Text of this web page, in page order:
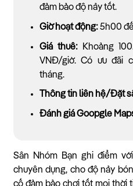
đảm bảo độ nảy tốt.
Giờ hoạt động:5h00
Giá thuê:Khoảng
VNĐ/giờ. Có ưu đãi
tháng.
Thông tin liên hệ/Đặt
Đánh giá Goopgle
Sân Nhóm Bạn ghi điểm
chuyên dụng, cho độ nảy